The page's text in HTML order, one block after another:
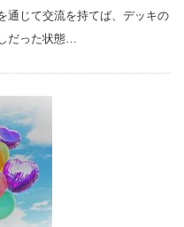
通じて交流を持てば、デッキの
だった状態…